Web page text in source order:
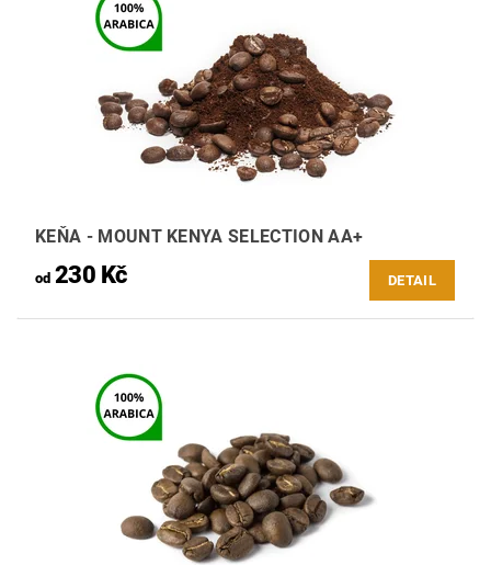
KEŇA - MOUNT KENYA SELECTION AA+
od230 Kč DETAIL